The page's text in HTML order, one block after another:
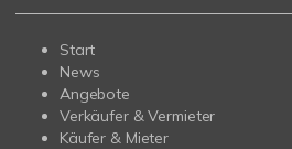
Start
News
Angebote
Verkäufer & Vermieter
Käufer & Mieter